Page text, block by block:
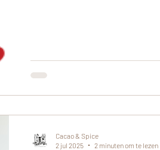
Cacao & Spice
2 jul 2025
2 minuten om te lezen